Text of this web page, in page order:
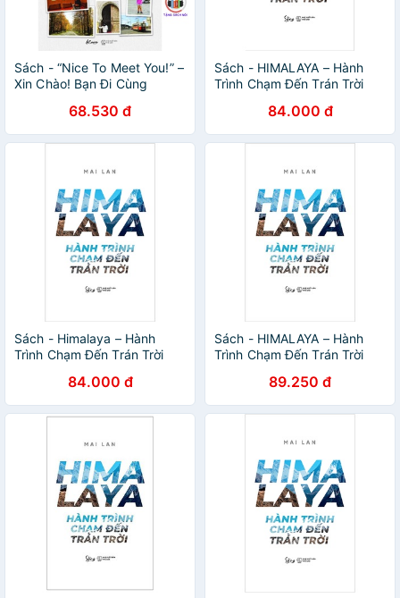
Sách - “Nice To Meet You!” –
Xin Chào! Bạn Đi Cùng
[AZVietNam]68.530 đ
Sách - HIMALAYA – Hành
Trình Chạm Đến Trán Trời
84.000 đ
Sách - Himalaya – Hành
Trình Chạm Đến Trán Trời
84.000 đ
Sách - HIMALAYA – Hành
Trình Chạm Đến Trán Trời
89.250 đ